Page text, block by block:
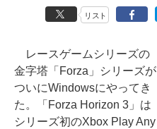
リスト
レースゲームシリーズの
金字塔「Forza」シリーズが
ついにWindowsにやってき
た。「Forza Horizon 3」は
シリーズ初のXbox Play Any